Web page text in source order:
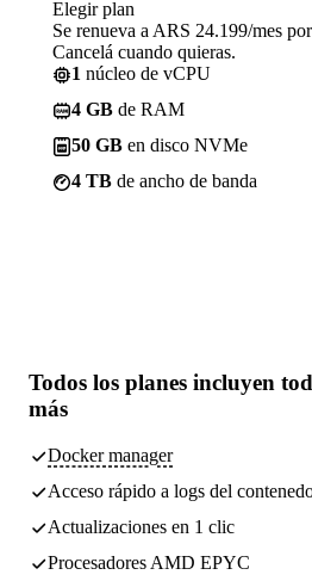
Elegir plan
Se renueva a ARS 24.199/mes
Cancelá cuando quieras.
1 núcleo de vCPU
4 GB de RAM
50 GB en disco NVMe
4 TB de ancho de banda
Todos los planes incluyen
más
Docker manager
Acceso rápido a logs del
Actualizaciones en 1 clic
Procesadores AMD EPYC